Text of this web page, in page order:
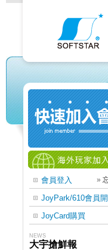
會員登入 »
JoyPark/610會員
JoyCard購買
NEWS
大宇搶鮮報